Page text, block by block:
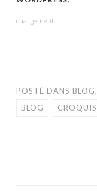
chargement…
POSTÉ DANS BLOG,
BLOG
CROQUIS